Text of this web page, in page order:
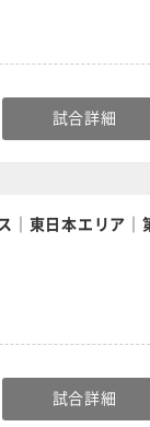
試合詳細
｜東日本エリア｜
試合詳細